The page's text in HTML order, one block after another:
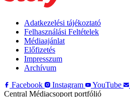
Adatkezelési tájékoztató
Felhasználási Feltételek
Médiaajánlat
Előfizetés
Impresszum
Archívum
Facebook
Instagram YouTube
Central Médiacsoport portfólió